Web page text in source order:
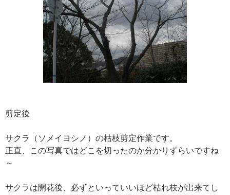
剪定後
サクラ（ソメイヨシノ）の枯枝剪定作業です。
正直、この写真ではどこを切ったのか分かりずらいですね
～
サクラは開花後、必ずといっていいほど枯れ枝が出来てし